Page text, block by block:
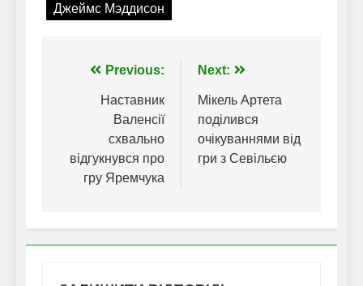
Джеймс Мэддисон
Навігація
записів
Previous:
Наставник
Валенсії
схвально
відгукнувся про
гру Яремчука
Next:
Мікель Артета
поділився
очікуваннями від
гри з Севільєю